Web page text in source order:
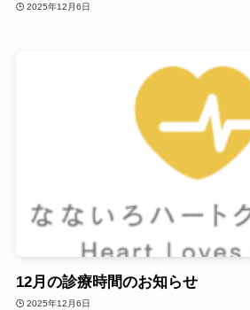
2025年12月6日
12月の診療時間のお知らせ
2025年12月6日